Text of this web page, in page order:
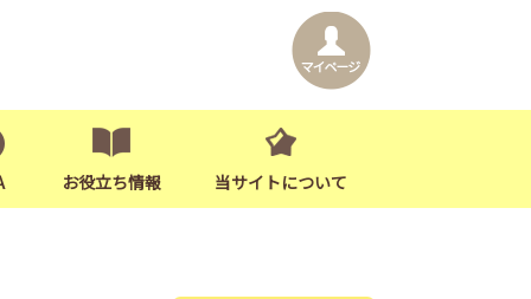
お役立ち情報 当サイトについて